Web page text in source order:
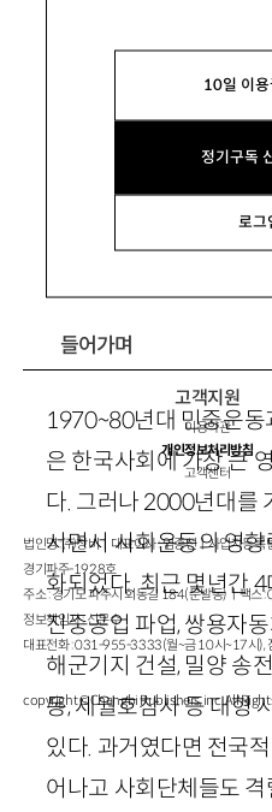
10일 이
정기구독
로
저서 『생태사회와 녹색
도 내 집이 있다』『몸-마
등이 있음.
들어가며
1970~80년대 민중운동
은 한국사회에 가장 큰
다. 그러나 2000년대를
서면서 사회운동의 영
화되었다. 최근 몇년간4
진중공업 파업, 쌍용자
해군기지 건설, 밀양 송
동, 세월호참사 등 대형
있다. 과거였다면 전국
어나고 사회단체들도
고객지원
이용약관
개인정보처리방침
고객센터
법인명 : ㈜창비ㅣ대표이사 : 염종선ㅣ사업자
경기파주-1928호
주소 : 경기도 파주시 회동길 184(문발동)ㅣ팩
정보책임자 : 신문수
대표전화 : 031-955-3333(월~금 10시~17시),
copyright © Changbi Publishers, inc. All